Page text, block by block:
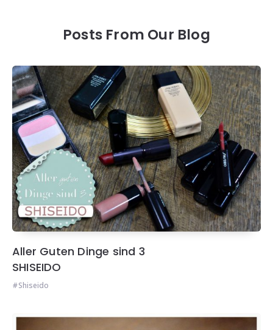
Posts From Our Blog
Aller Guten Dinge sind 3
SHISEIDO
Shiseido